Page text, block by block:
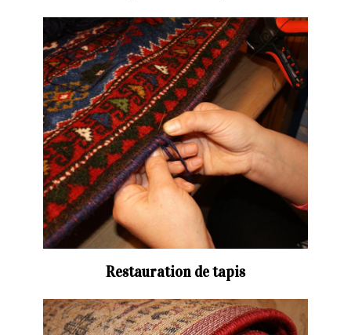
Restauration de tapis